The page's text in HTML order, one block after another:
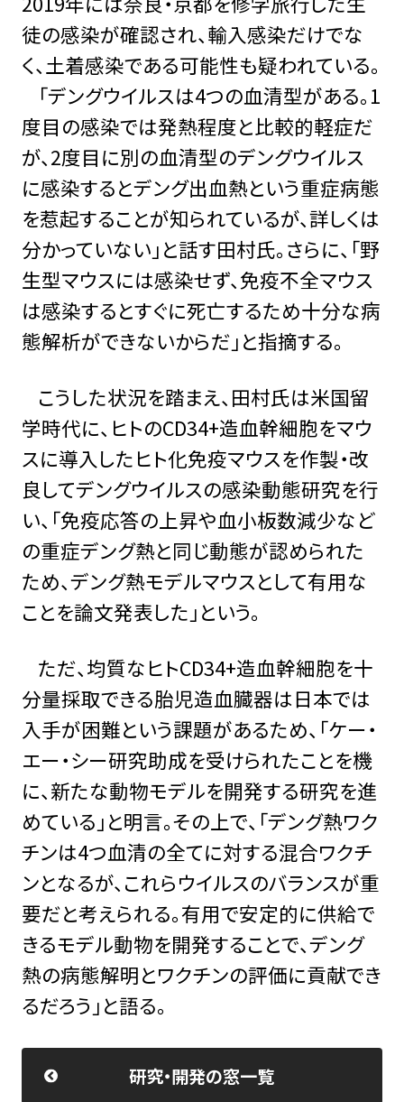
徒の感染が確認され、輸入感染だけでな
く、土着感染である可能性も疑われている。
「デングウイルスは4つの血清型がある。1
度目の感染では発熱程度と比較的軽症だ
が、2度目に別の血清型のデングウイルス
に感染するとデング出血熱という重症病態
を惹起することが知られているが、詳しくは
分かっていない」と話す田村氏。さらに、「野
生型マウスには感染せず、免疫不全マウス
は感染するとすぐに死亡するため十分な病
態解析ができないからだ」と指摘する。
こうした状況を踏まえ、田村氏は米国留
学時代に、ヒトのCD34+造血幹細胞をマウ
スに導入したヒト化免疫マウスを作製・改
良してデングウイルスの感染動態研究を行
い、「免疫応答の上昇や血小板数減少など
の重症デング熱と同じ動態が認められた
ため、デング熱モデルマウスとして有用な
ことを論文発表した」という。
ただ、均質なヒトCD34+造血幹細胞を十
分量採取できる胎児造血臓器は日本では
入手が困難という課題があるため、「ケー・
エー・シー研究助成を受けられたことを機
に、新たな動物モデルを開発する研究を進
めている」と明言。その上で、「デング熱ワク
チンは4つ血清の全てに対する混合ワクチ
ンとなるが、これらウイルスのバランスが重
要だと考えられる。有用で安定的に供給で
きるモデル動物を開発することで、デング
熱の病態解明とワクチンの評価に貢献でき
るだろう」と語る。
研究・開発の窓一覧